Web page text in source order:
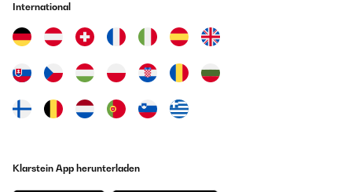
International
Klarstein App herunterladen